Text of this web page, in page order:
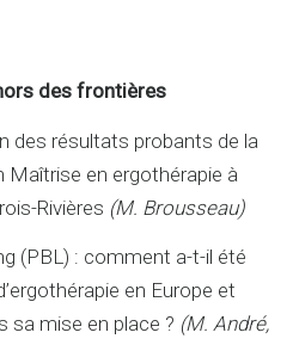
des frontières
des résultats probants de la
Maîtrise en ergothérapie à
Rivières (M. Brousseau)
(PBL) : comment a-t-il été
en Europe et
sa mise en place ? (M. André,